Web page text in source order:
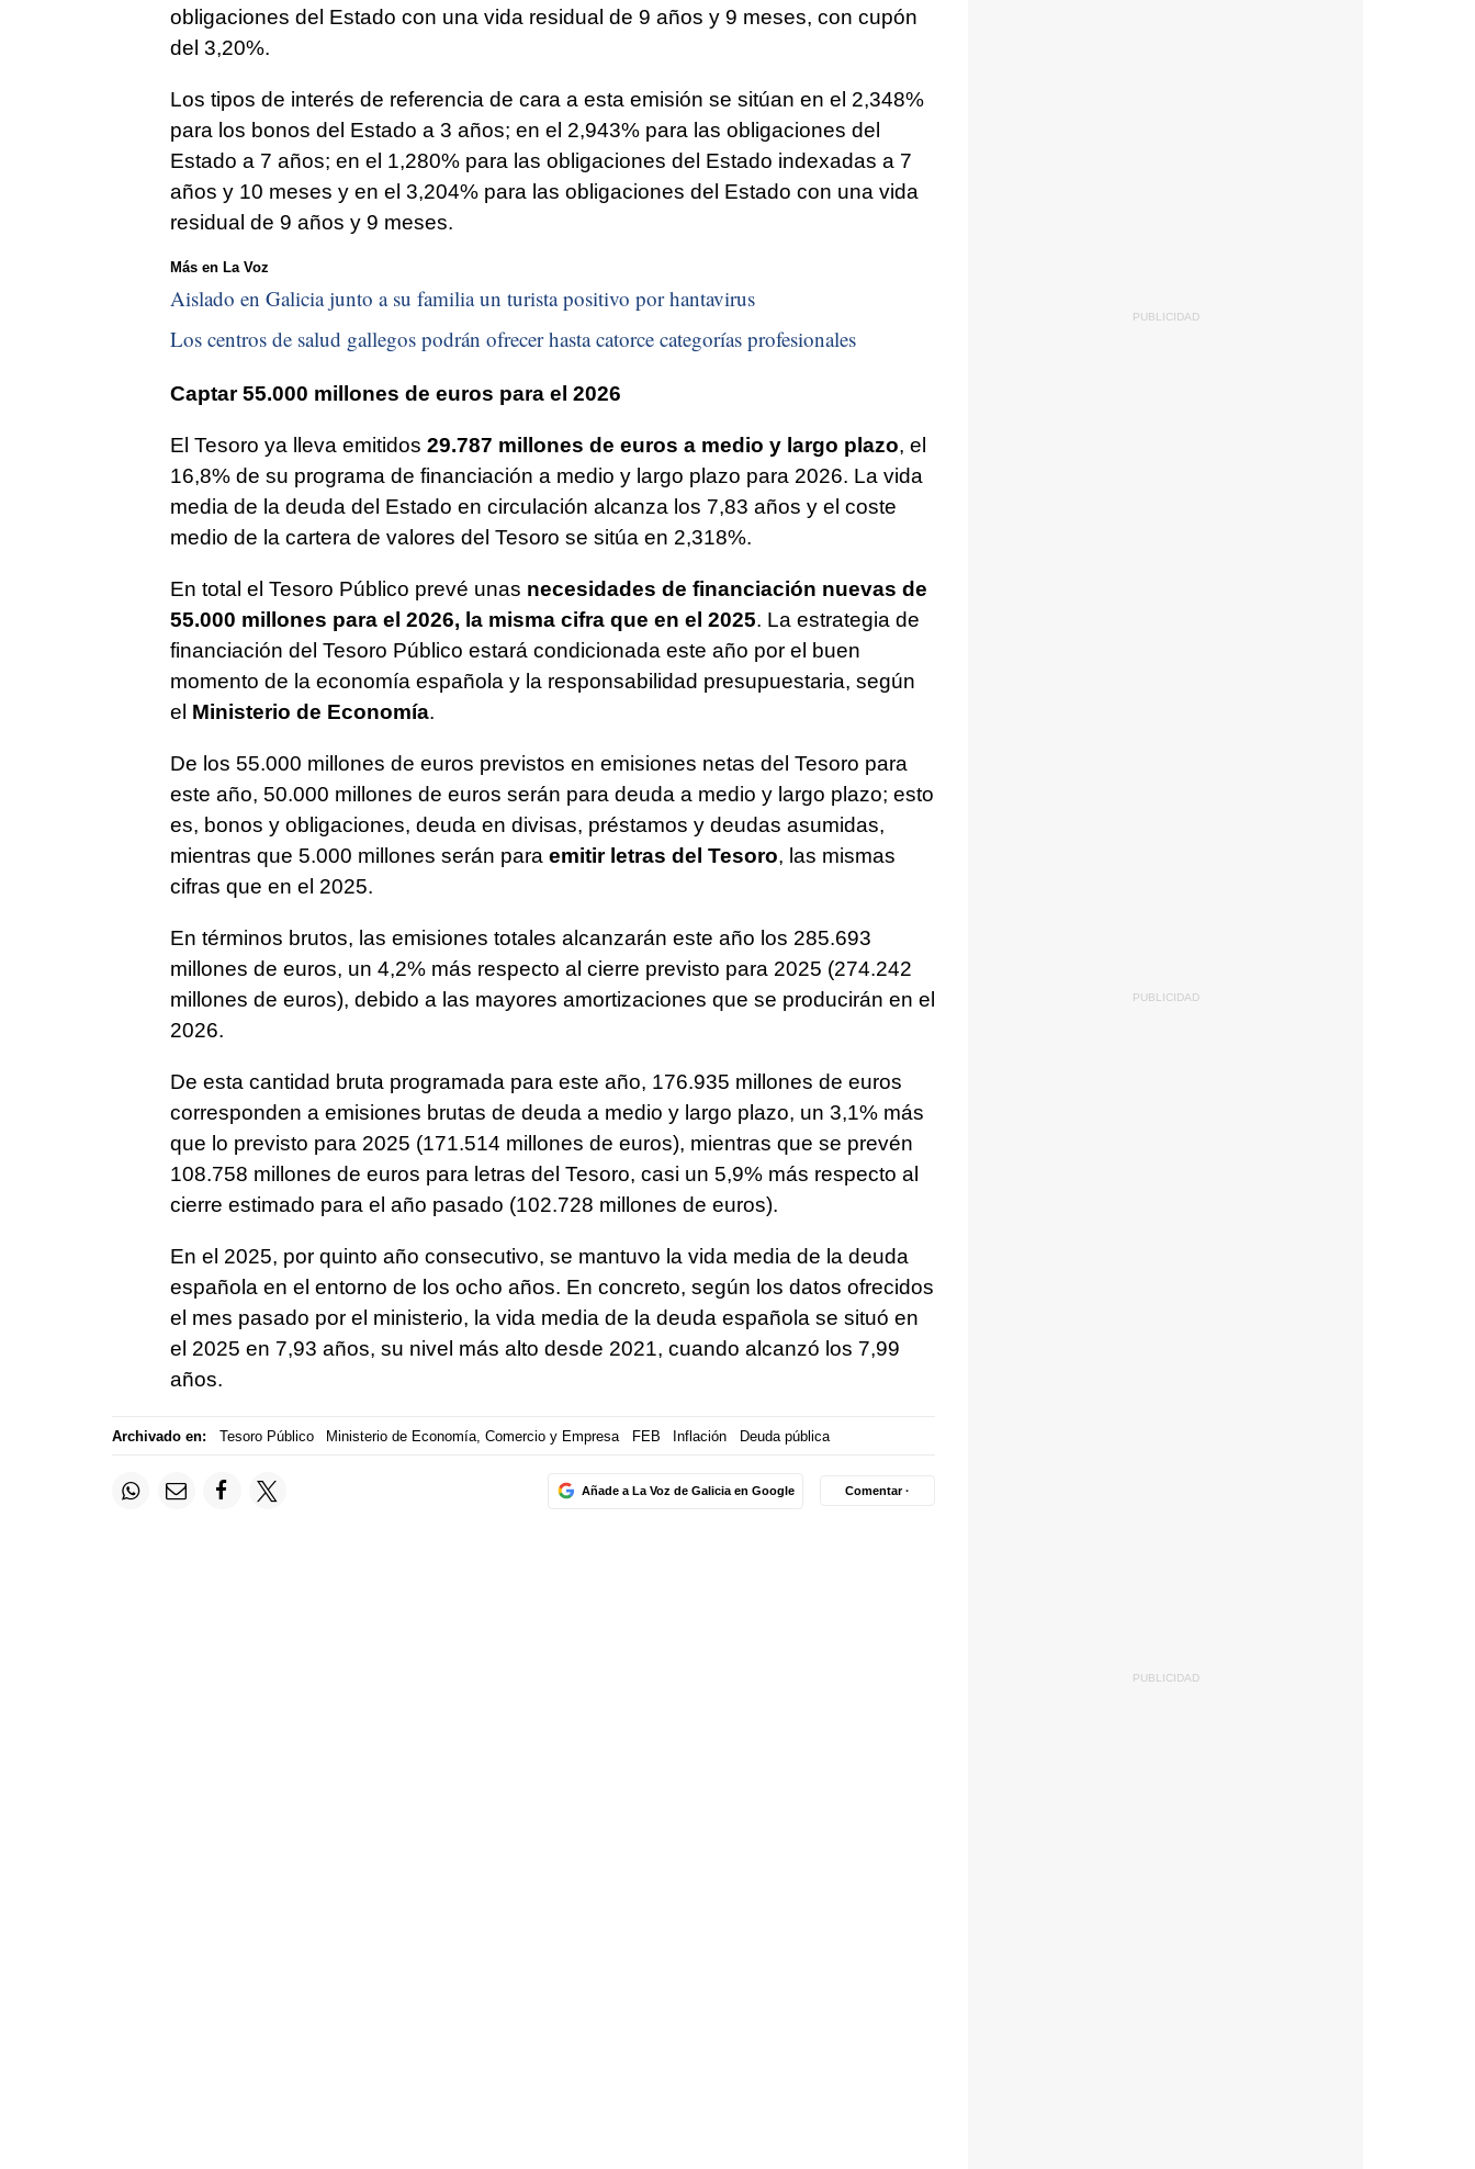
obligaciones del Estado con una vida residual de 9 años y 9 meses, con cupón
del 3,20%.
Los tipos de interés de referencia de cara a esta emisión se sitúan en el 2,348%
para los bonos del Estado a 3 años; en el 2,943% para las obligaciones del
Estado a 7 años; en el 1,280% para las obligaciones del Estado indexadas a 7
años y 10 meses y en el 3,204% para las obligaciones del Estado con una vida
residual de 9 años y 9 meses.
Más en La Voz
Aislado en Galicia junto a su familia un turista positivo por hantavirus
Los centros de salud gallegos podrán ofrecer hasta catorce categorías profesionales
Captar 55.000 millones de euros para el 2026
El Tesoro ya lleva emitidos 29.787 millones de euros a medio y largo plazo, el
16,8% de su programa de financiación a medio y largo plazo para 2026. La vida
media de la deuda del Estado en circulación alcanza los 7,83 años y el coste
medio de la cartera de valores del Tesoro se sitúa en 2,318%.
En total el Tesoro Público prevé unas necesidades de financiación nuevas de
55.000 millones para el 2026, la misma cifra que en el 2025. La estrategia de
financiación del Tesoro Público estará condicionada este año por el buen
momento de la economía española y la responsabilidad presupuestaria, según
el Ministerio de Economía.
De los 55.000 millones de euros previstos en emisiones netas del Tesoro para
este año, 50.000 millones de euros serán para deuda a medio y largo plazo; esto
es, bonos y obligaciones, deuda en divisas, préstamos y deudas asumidas,
mientras que 5.000 millones serán para emitir letras del Tesoro, las mismas
cifras que en el 2025.
En términos brutos, las emisiones totales alcanzarán este año los 285.693
millones de euros, un 4,2% más respecto al cierre previsto para 2025 (274.242
millones de euros), debido a las mayores amortizaciones que se producirán en el
2026.
De esta cantidad bruta programada para este año, 176.935 millones de euros
corresponden a emisiones brutas de deuda a medio y largo plazo, un 3,1% más
que lo previsto para 2025 (171.514 millones de euros), mientras que se prevén
108.758 millones de euros para letras del Tesoro, casi un 5,9% más respecto al
cierre estimado para el año pasado (102.728 millones de euros).
En el 2025, por quinto año consecutivo, se mantuvo la vida media de la deuda
española en el entorno de los ocho años. En concreto, según los datos ofrecidos
el mes pasado por el ministerio, la vida media de la deuda española se situó en
el 2025 en 7,93 años, su nivel más alto desde 2021, cuando alcanzó los 7,99
años.
Archivado en: Tesoro Público Ministerio de Economía, Comercio y Empresa FEB Inflación Deuda pública
Añade a La Voz de Galicia en Google Comentar ·